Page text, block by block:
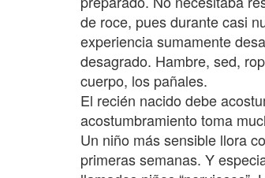
de roce, pues durante casi
experiencia sumamente
desagrado. Hambre, sed,
cuerpo, los pañales.
El recién nacido debe
acostumbramiento toma
Un niño más sensible llora
primeras semanas. Y